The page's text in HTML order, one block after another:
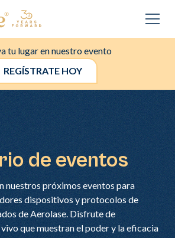
tu lugar en nuestro evento
REGÍSTRATE HOY
de eventos
nuestros próximos eventos para
dispositivos y protocolos de
de Aerolase. Disfrute de
que muestran el poder y la eficacia